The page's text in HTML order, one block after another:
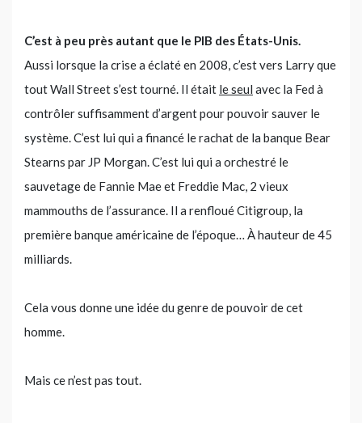
C’est à peu près autant que le PIB des États-Unis.
Aussi lorsque la crise a éclaté en 2008, c’est vers Larry que
tout Wall Street s’est tourné. Il était le seul avec la Fed à
contrôler suffisamment d’argent pour pouvoir sauver le
système. C’est lui qui a financé le rachat de la banque Bear
Stearns par JP Morgan. C’est lui qui a orchestré le
sauvetage de Fannie Mae et Freddie Mac, 2 vieux
mammouths de l’assurance. Il a renfloué Citigroup, la
première banque américaine de l’époque… À hauteur de 45
milliards.
Cela vous donne une idée du genre de pouvoir de cet
homme.
Mais ce n’est pas tout.